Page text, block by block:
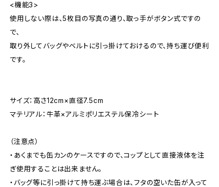
<機能3>
使用しない際は、5枚目の写真の通り、取っ手がボタン式ですの
で、
取り外してバッグやベルトに引っ掛けておけるので、持ち運び便利
です。
サイズ：高さ12cm×直径7.5cm
マテリアル：牛革×アルミポリエステル保冷シート
（注意点）
・あくまでも缶カンのケースですので、コップとして直接液体を注
ぎ使用することは出来ません。
・バッグ等に引っ掛けて持ち運ぶ場合は、フタの空いた缶が入って